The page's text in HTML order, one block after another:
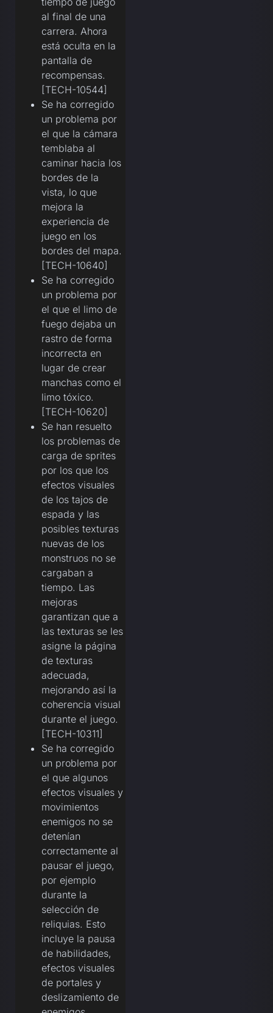
al final de una
carrera. Ahora
está oculta en la
pantalla de
recompensas.
[TECH-10544]
Se ha corregido
un problema por
el que la cámara
temblaba al
caminar hacia los
bordes de la
vista, lo que
mejora la
experiencia de
juego en los
bordes del mapa.
[TECH-10640]
Se ha corregido
un problema por
el que el limo de
fuego dejaba un
rastro de forma
incorrecta en
lugar de crear
manchas como el
limo tóxico.
[TECH-10620]
Se han resuelto
los problemas de
carga de sprites
por los que los
efectos visuales
de los tajos de
espada y las
posibles texturas
nuevas de los
monstruos no se
cargaban a
tiempo. Las
mejoras
garantizan que a
las texturas se les
asigne la página
de texturas
adecuada,
mejorando así la
coherencia visual
durante el juego.
[TECH-10311]
Se ha corregido
un problema por
el que algunos
efectos visuales y
movimientos
enemigos no se
detenían
correctamente al
pausar el juego,
por ejemplo
durante la
selección de
reliquias. Esto
incluye la pausa
de habilidades,
efectos visuales
de portales y
deslizamiento de